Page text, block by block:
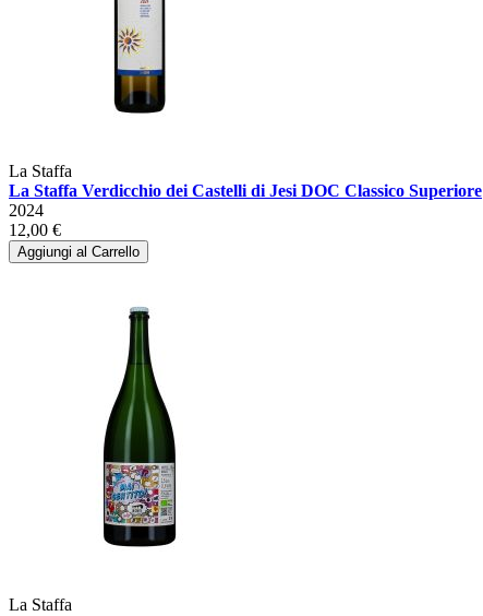
La Staffa
La Staffa Verdicchio dei Castelli di Jesi DOC Classico Superiore
2024
12,00 €
Aggiungi al Carrello
La Staffa